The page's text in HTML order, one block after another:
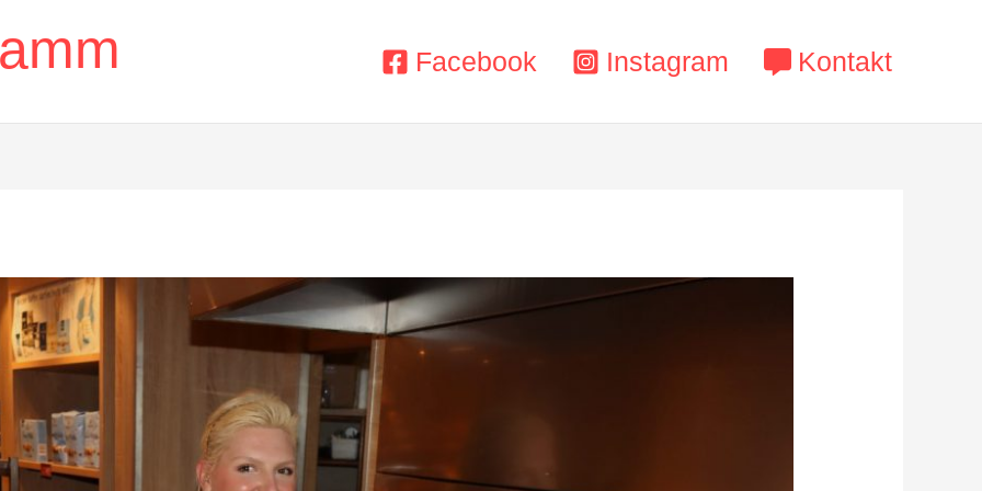
Facebook Instagram Kontakt